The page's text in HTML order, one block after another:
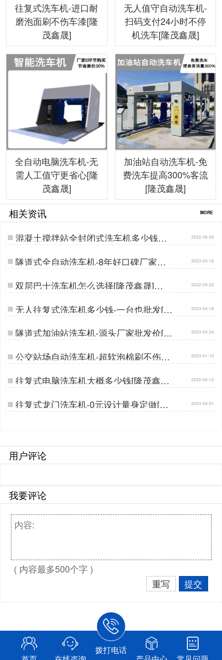
往复式洗车机-进口耐
磨泡面刷不伤车漆[隆
茂鑫晟]
无人值守自动洗车机-
扫码支付24小时不停
机洗车[隆茂鑫晟]
全自动电脑洗车机-无
需人工值守更省心[隆
茂鑫晟]
加油站自动洗车机-免
费洗车提高300%客流
[隆茂鑫晟]
相关资讯 MORE
混凝土搅拌站全封闭式洗车机多少钱一
台[隆茂鑫晟]…
2022-06-20
隧道式全自动洗车机-8年好口碑厂家点
击了解[隆茂鑫晟]…
2023-03-16
双层巴士洗车机怎么选择[隆茂鑫晟]… 2022-09-22
无人往复式洗车机多少钱-一台也批发[隆
茂鑫晟]…
2023-04-18
隧道式加油站洗车机-源头厂家批发价[隆
茂鑫晟]…
2023-03-24
公交站场自动洗车机-超软泡棉刷不伤车
漆[隆茂鑫晟]…
2023-01-10
往复式电脑洗车机大概多少钱[隆茂鑫晟]
…
2022-05-12
往复式龙门洗车机-0元设计量身定做[隆
茂鑫晟]…
2023-04-01
用户评论
我要评论
( 内容最多500个字 )
重写
提交
拨打电话